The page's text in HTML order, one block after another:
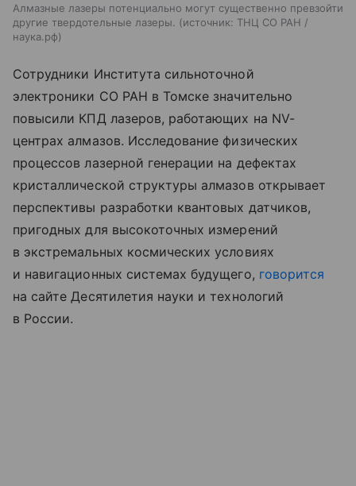
Алмазные лазеры потенциально могут существенно превзойти
другие твердотельные лазеры.
источник: ТНЦ СО РАН /
наука.рф
Сотрудники Института сильноточной
электроники СО РАН в Томске значительно
повысили КПД лазеров, работающих на NV-
центрах алмазов. Исследование физических
процессов лазерной генерации на дефектах
кристаллической структуры алмазов открывает
перспективы разработки квантовых датчиков,
пригодных для высокоточных измерений
в экстремальных космических условиях
и навигационных системах будущего, говорится
на сайте Десятилетия науки и технологий
в России.